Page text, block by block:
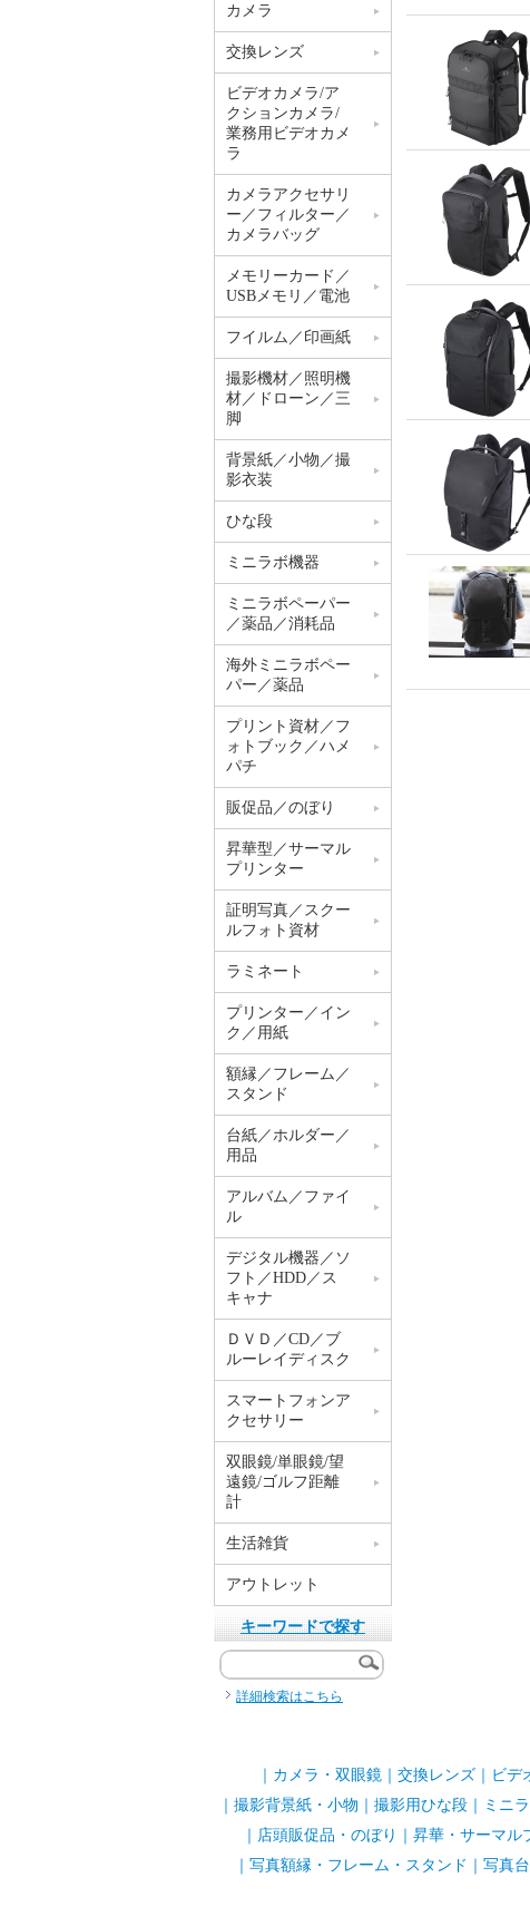
カメラ
交換レンズ
ビデオカメラ/ア
クションカメラ/
業務用ビデオカメ
ラ
カメラアクセサリ
ー／フィルター／
カメラバッグ
メモリーカード／
USBメモリ／電池
フイルム／印画紙
撮影機材／照明機
材／ドローン／三
脚
背景紙／小物／撮
影衣装
ひな段
ミニラボ機器
ミニラボペーパー
／薬品／消耗品
海外ミニラボペー
パー／薬品
プリント資材／フ
ォトブック／ハメ
パチ
販促品／のぼり
昇華型／サーマル
プリンター
証明写真／スクー
ルフォト資材
ラミネート
プリンター／イン
ク／用紙
額縁／フレーム／
スタンド
台紙／ホルダー／
用品
アルバム／ファイ
ル
デジタル機器／ソ
フト／HDD／ス
キャナ
ＤＶＤ／CD／ブ
ルーレイディスク
スマートフォンア
クセサリー
双眼鏡/単眼鏡/望
遠鏡/ゴルフ距離
計
生活雑貨
アウトレット
キーワードで探す
詳細検索はこちら
カメラ・双眼鏡 交換レンズ ビデ
撮影背景紙・小物 撮影用ひな段 ミニ
店頭販促品・のぼり 昇華・サーマル
写真額縁・フレーム・スタンド 写真